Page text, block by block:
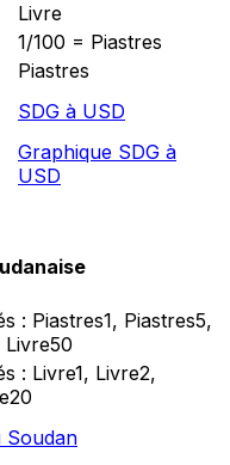
Livre
1/100 = Piastres
Piastres
SDG à USD
Graphique SDG à
USD
: Piastres1, Piastres5,
Livre50
: Livre1, Livre2,
Soudan